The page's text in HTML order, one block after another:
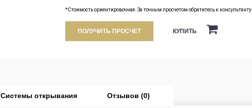
*Стоимость ориентировочная. За точным просчетом обратитесь к консультанту
ПОЛУЧИТЬ ПРОСЧЕТ КУПИТЬ
Cистемы открывания Отзывов (0)